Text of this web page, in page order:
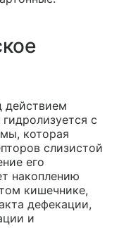
действием
с
которая
слизистой
его
накоплению
кишечнике,
дефекации,
и